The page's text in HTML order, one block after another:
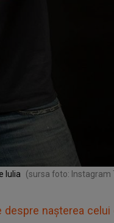
Iulia (sursa foto: Instagram
nașterea celui